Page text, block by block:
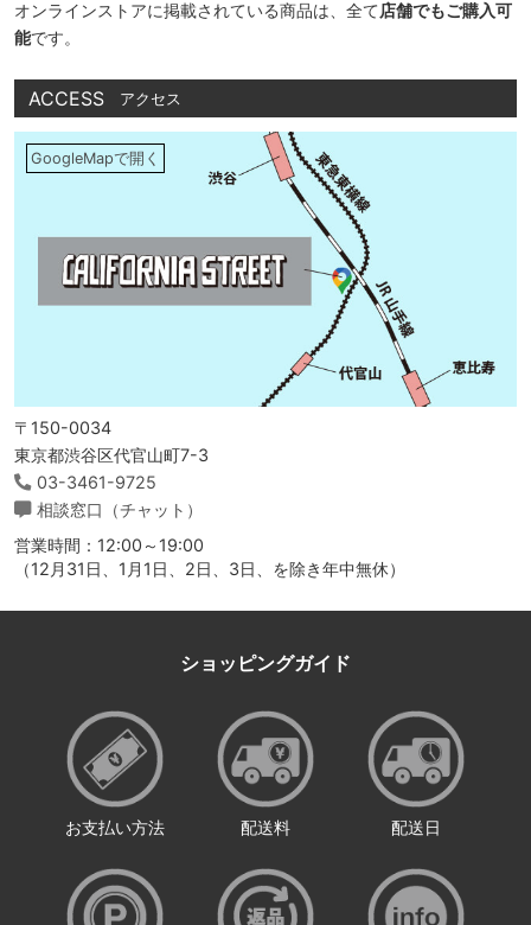
オンラインストアに掲載されている商品は、全て店舗でもご購入可
能です。
ACCESS アクセス
GoogleMapで開く
〒150-0034
東京都渋谷区代官山町7-3
03-3461-9725
相談窓口（チャット）
営業時間：12:00～19:00
（12月31日、1月1日、2日、3日、を除き年中無休）
ショッピングガイド
お支払い方法 配送料 配送日